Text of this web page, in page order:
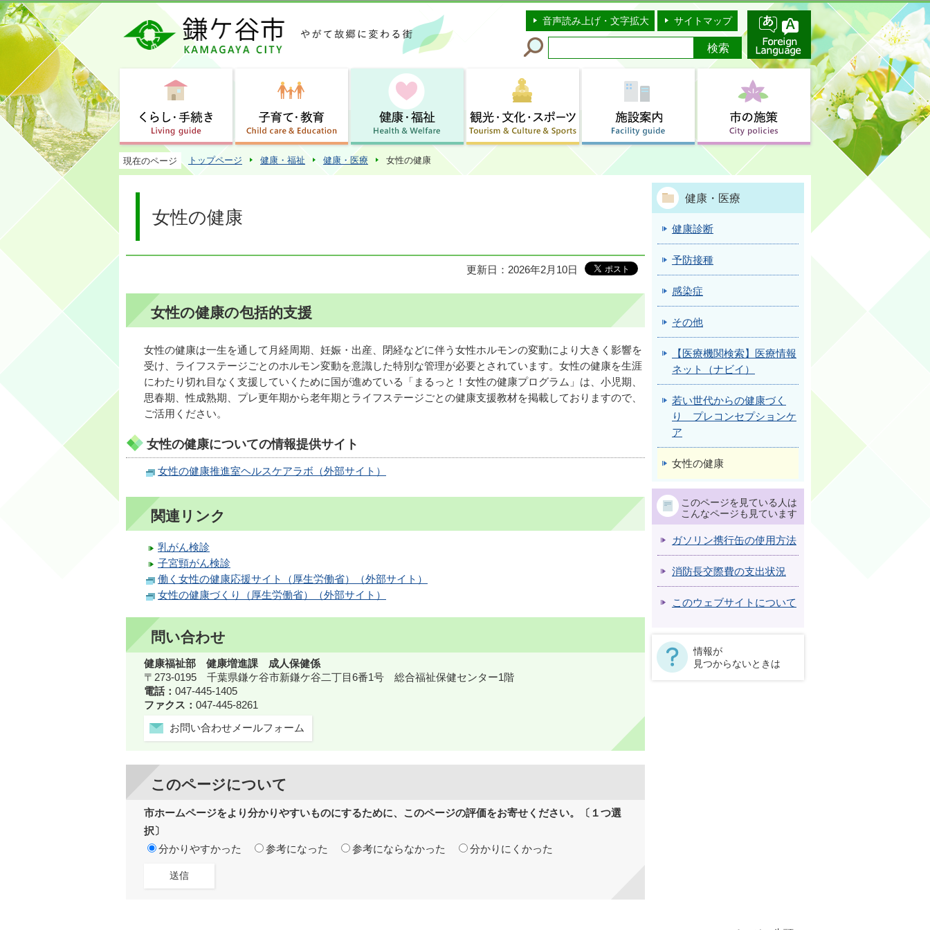
このページの本文へ移動
音声読み上げ・文字拡大 サイトマップ
現在のページ トップページ 健康・福祉 健康・医療 女性の健康
女性の健康
更新日：2026年2月10日
女性の健康の包括的支援
女性の健康は一生を通して月経周期、妊娠・出産、閉経などに伴う女性ホルモンの変動により大きく影響を
受け、ライフステージごとのホルモン変動を意識した特別な管理が必要とされています。女性の健康を生涯
にわたり切れ目なく支援していくために国が進めている「まるっと！女性の健康プログラム」は、小児期、
思春期、性成熟期、プレ更年期から老年期とライフステージごとの健康支援教材を掲載しておりますので、
ご活用ください。
女性の健康についての情報提供サイト
女性の健康推進室ヘルスケアラボ（外部サイト）
関連リンク
乳がん検診
子宮頸がん検診
働く女性の健康応援サイト（厚生労働省）（外部サイト）
女性の健康づくり（厚生労働省）（外部サイト）
問い合わせ
健康福祉部 健康増進課 成人保健係
〒273-0195 千葉県鎌ケ谷市新鎌ケ谷二丁目6番1号 総合福祉保健センター1階
電話： 047-445-1405
ファクス： 047-445-8261
お問い合わせメールフォーム
このページについて
市ホームページをより分かりやすいものにするために、このページの評価をお寄せください。〔１つ選
択〕
分かりやすかった
参考になった 参考にならなかった 分かりにくかった
健康・医療
健康診断
予防接種
感染症
その他
【医療機関検索】医療情報
ネット（ナビイ）
若い世代からの健康づく
り プレコンセプションケ
ア
女性の健康
このページを見ている人は
こんなページも見ています
ガソリン携行缶の使用方法
消防長交際費の支出状況
このウェブサイトについて
情報が
見つからないときは